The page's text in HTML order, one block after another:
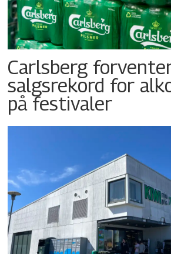
Carlsberg
salgsrekord for
på festivaler